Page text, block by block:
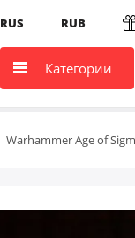
RUS RUB
Категории
Warhammer Age of